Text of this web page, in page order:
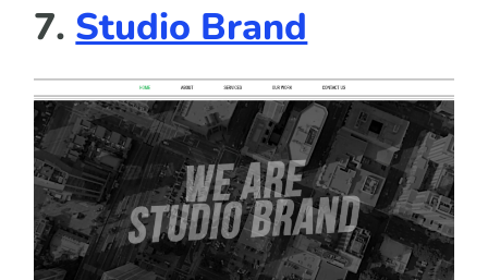
7. Studio Brand